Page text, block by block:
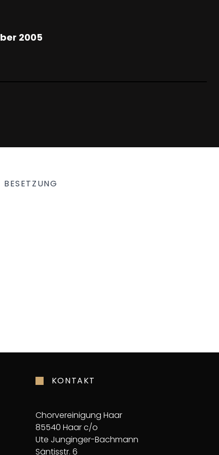
2005
BESETZUNG
KONTAKT
Chorvereinigung Haar
85540 Haar c/o
Ute Junginger-Bachmann
Säntisstr. 6